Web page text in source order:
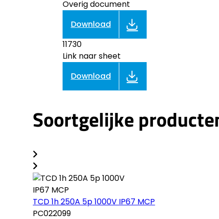
Overig document
Download
11730
Link naar sheet
Download
Soortgelijke
TCD 1h 250A 5p 1000V IP67 MCP
PC022099